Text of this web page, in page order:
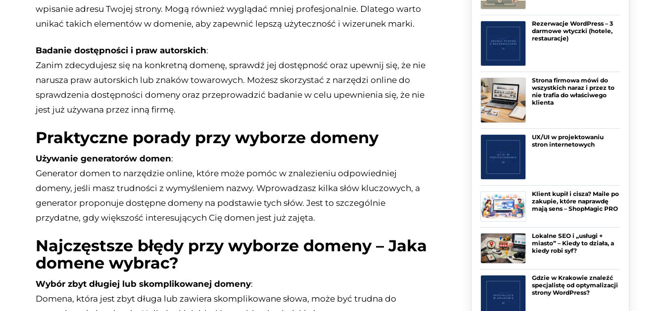
wpisanie adresu Twojej strony. Mogą również wyglądać mniej profesjonalnie. Dlatego warto
unikać takich elementów w domenie, aby zapewnić lepszą użyteczność i wizerunek marki.
Badanie dostępności i praw autorskich:
Zanim zdecydujesz się na konkretną domenę, sprawdź jej dostępność oraz upewnij się, że nie
narusza praw autorskich lub znaków towarowych. Możesz skorzystać z narzędzi online do
sprawdzenia dostępności domeny oraz przeprowadzić badanie w celu upewnienia się, że nie
jest już używana przez inną firmę.
Praktyczne porady przy wyborze domeny
Używanie generatorów domen:
Generator domen to narzędzie online, które może pomóc w znalezieniu odpowiedniej
domeny, jeśli masz trudności z wymyśleniem nazwy. Wprowadzasz kilka słów kluczowych, a
generator proponuje dostępne domeny na podstawie tych słów. Jest to szczególnie
przydatne, gdy większość interesujących Cię domen jest już zajęta.
Najczęstsze błędy przy wyborze domeny – Jaka
domene wybrac?
Wybór zbyt długiej lub skomplikowanej domeny:
Domena, która jest zbyt długa lub zawiera skomplikowane słowa, może być trudna do
Rezerwacje WordPress – 3
darmowe wtyczki (hotele,
restauracje)
Strona firmowa mówi do
wszystkich naraz i przez to
nie trafia do właściwego
klienta
UX/UI w projektowaniu
stron internetowych
Klient kupił i cisza? Maile po
zakupie, które naprawdę
mają sens – ShopMagic PRO
Lokalne SEO i „usługi +
miasto” – Kiedy to działa, a
kiedy robi syf?
Gdzie w Krakowie znaleźć
specjalistę od optymalizacji
strony WordPress?